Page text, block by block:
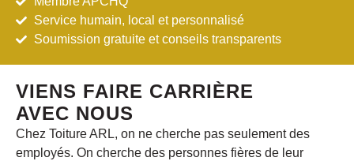
Service humain, local et personnalisé
Soumission gratuite et conseils transparents
VIENS FAIRE CARRIÈRE
AVEC NOUS
Chez Toiture ARL, on ne cherche pas seulement des
employés. On cherche des personnes fières de leur